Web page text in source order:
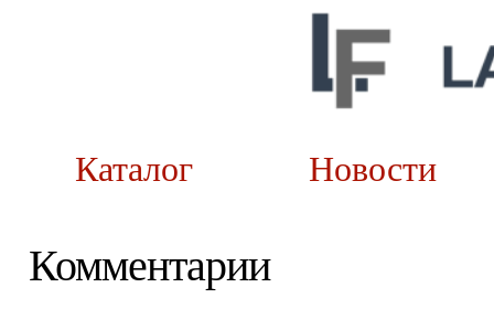
Каталог
Комментарии